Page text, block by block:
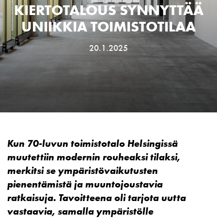
KIERTOTALOUS SYNNYTTÄÄ
UNIIKKIA TOIMISTOTILAA
20.1.2025
Kun 70-luvun toimistotalo Helsingissä
muutettiin modernin rouheaksi tilaksi,
merkitsi se ympäristövaikutusten
pienentämistä ja muuntojoustavia
ratkaisuja. Tavoitteena oli tarjota uutta
vastaavia, samalla ympäristölle